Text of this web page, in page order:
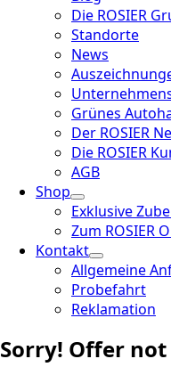
Die ROSIER
Standorte
News
Grünes
Der ROSIER
Die ROSIER
AGB
Shop
Exklusive
Zum ROSIER
Kontakt
Allgemeine
Probefahrt
Reklamation
Sorry! Offer